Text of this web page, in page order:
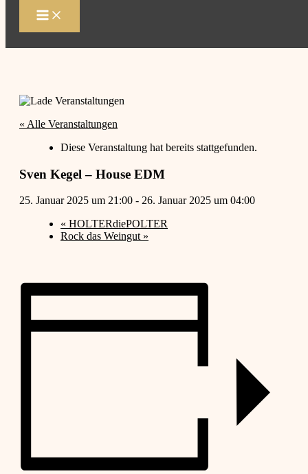
springen
« Alle Veranstaltungen
Diese Veranstaltung hat bereits stattgefunden.
Sven Kegel – House EDM
25. Januar 2025 um 21:00 - 26. Januar 2025 um 04:00
« HOLTERdiePOLTER
Rock das Weingut »